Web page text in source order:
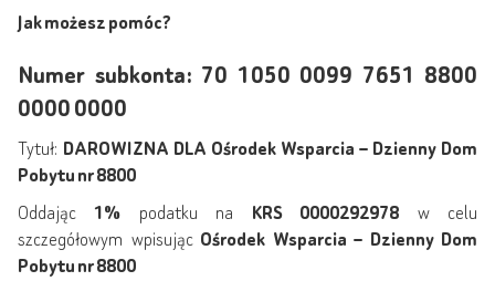
Jak możesz pomóc?
Numer subkonta: 70 1050 0099 7651 8800
0000 0000
Tytuł: DAROWIZNA DLA Ośrodek Wsparcia – Dzienny Dom
Pobytu nr 8800
Oddając 1% podatku na KRS 0000292978 w celu
szczegółowym wpisującOśrodek Wsparcia – Dzienny Dom
Pobytu nr 8800